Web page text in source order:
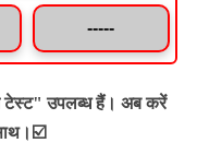
-----
टेस्ट" उपलब्ध हैं। अब करें